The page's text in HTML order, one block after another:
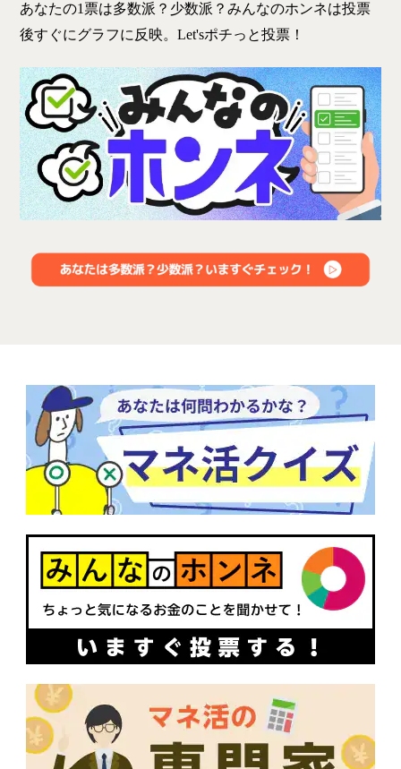
あなたの1票は多数派？少数派？みんなのホンネは投票
後すぐにグラフに反映。Let'sポチっと投票！